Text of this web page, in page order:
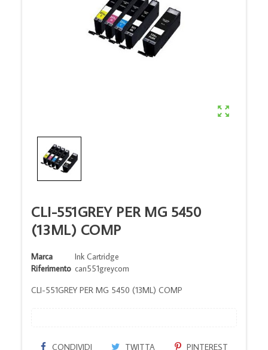

CLI-551GREY PER MG 5450
(13ML) COMP
Marca
Ink Cartridge
Riferimento can551greycom
CLI-551GREY PER MG 5450 (13ML) COMP
CONDIVIDI TWITTA PINTEREST